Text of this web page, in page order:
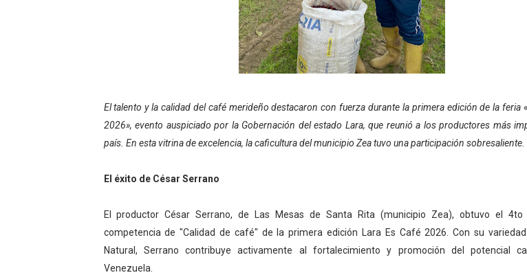
Inicia el plan vacacional Venezuela Renace en el sector El Alcázar
Entregan planta eléctrica para fortalecer la atención sanitaria en Ejido
Expertos inspeccionan espacios del OAN para la instalación del
Dictan MasterClass en el marco del Encuentro LAGO Venezuela,
Campo Elías avanza con plan de asfaltado
Encuentro estadal fortalece la coordinación de políticas sociales en
Plan Quirúrgico Regional llega a Pueblo Llano con la activación de
El talento y la calidad del café merideño destacaron con fuerza durante la primera edición de la feria
2026», evento auspiciado por la Gobernación del estado Lara, que reunió a los productores más
país. En esta vitrina de excelencia, la caficultura del municipio Zea tuvo una participación sobresaliente.
El éxito de César Serrano
El productor César Serrano, de Las Mesas de Santa Rita (municipio Zea), obtuvo el
competencia de "Calidad de café" de la primera edición Lara Es Café 2026. Con su
Natural, Serrano contribuye activamente al fortalecimiento y promoción del potencial
Venezuela.